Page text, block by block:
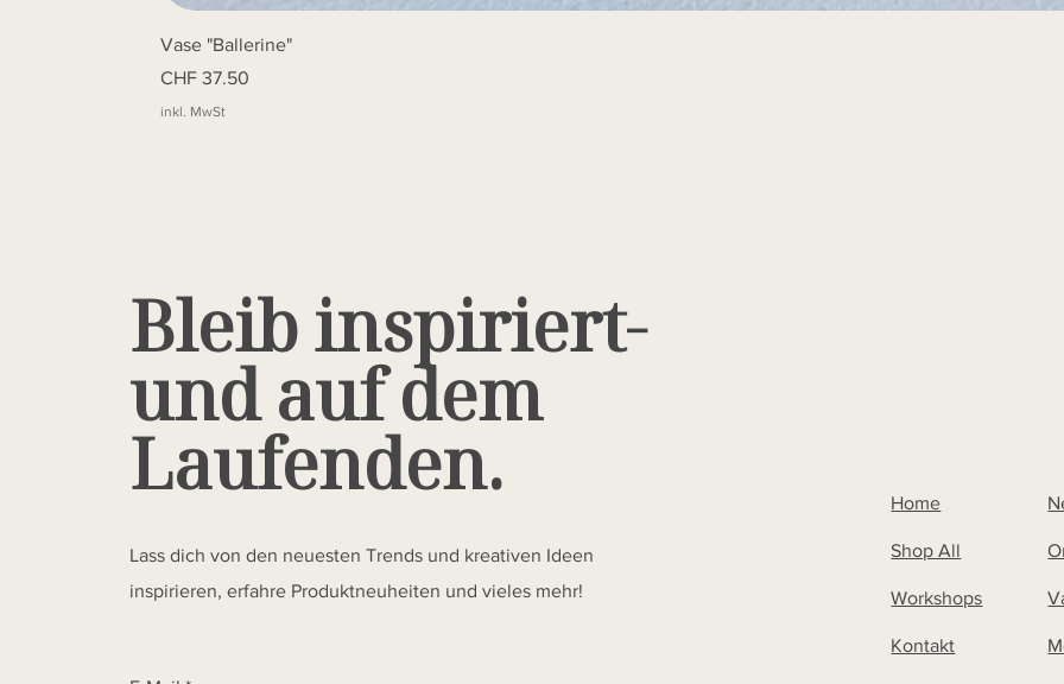
Vase "Ballerine"
Preis
CHF 37.50
inkl. MwSt
Bleib inspiriert-
und auf dem
Laufenden.
Lass dich von den neuesten Trends und kreativen Ideen
inspirieren, erfahre Produktneuheiten und vieles mehr!
Home
Shop All
Workshops
Kontakt